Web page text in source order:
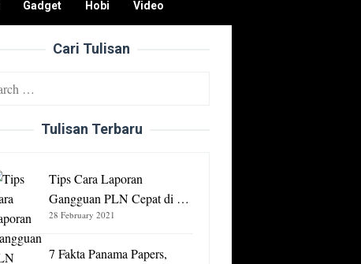
Gadget Hobi Video
Cari Tulisan
Tulisan Terbaru
Tips Cara Laporan
Gangguan PLN Cepat di …
28 February 2021
7 Fakta Panama Papers,